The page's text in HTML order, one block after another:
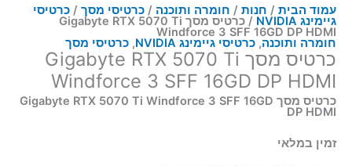
עמוד הבית / חנות / חומרה ותוכנה / כרטיסי מסך / כרטיסי
גיימינג NVIDIA / כרטיס מסך Gigabyte RTX 5070 Ti
Windforce 3 SFF 16GD DP HDMI
חומרה ותוכנה, כרטיסי גיימינג NVIDIA , כרטיסי מסך
כרטיס מסך Gigabyte RTX 5070 Ti
Windforce 3 SFF 16GD DP HDMI
כרטיס מסך Gigabyte RTX 5070 Ti Windforce 3 SFF 16GD
DP HDMI
זמין במלאי